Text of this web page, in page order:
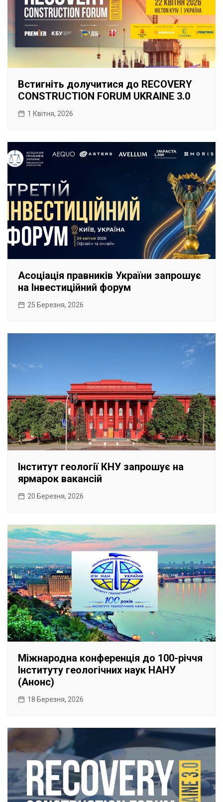
Встигніть долучитися до RECOVERY
CONSTRUCTION FORUM UKRAINE 3.0
1 Квітня, 2026
Асоціація правників України запрошує
на Інвестиційний форум
25 Березня, 2026
Інститут геології КНУ запрошує на
ярмарок вакансій
20 Березня, 2026
Міжнародна конференція до 100-річчя
Інституту геологічних наук НАНУ
(Анонс)
18 Березня, 2026